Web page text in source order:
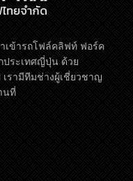
เข้ารถโฟล์คลิฟท์ ฟอร์ค
ประเทศญี่ปุ่น ด้วย
รามีทีมช่างผู้เชี่ยวชาญ
นที่